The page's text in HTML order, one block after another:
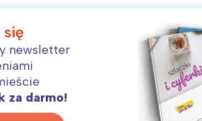
się
newsletter
za darmo!